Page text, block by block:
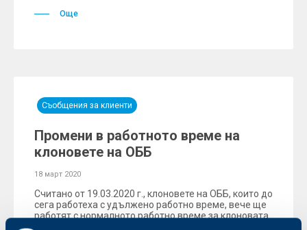
Още
Съобщения за клиенти
Промени в работното време на
клоновете на ОББ
18 март 2020
Считано от 19.03.2020 г., клоновете на ОББ, които до
сега работеха с удължено работно време, вече ще
работят с нормалното работно време за клоновата